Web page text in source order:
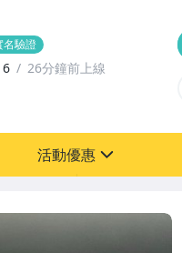
名驗證
6
26分鐘前上線
活動優惠